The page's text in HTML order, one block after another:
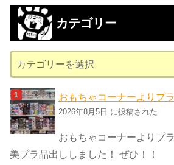
カ
ブ
カテゴリー
テ
ゴ
リ
ー
おもちゃコーナーよりプ
2026年8月5日 に投稿された
おもちゃコーナーよりプ
美プラ品出ししました！ ぜひ！！